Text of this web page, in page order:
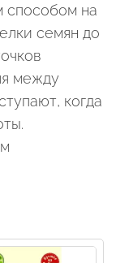
способом на
семян до
между
когда